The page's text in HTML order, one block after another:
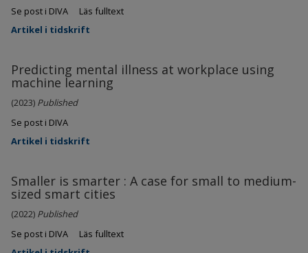
Se post i DIVA
Läs fulltext
Artikel i tidskrift
Predicting mental illness at workplace using
machine learning
(2023) Published
Se post i DIVA
Artikel i tidskrift
Smaller is smarter : A case for small to medium-
sized smart cities
(2022) Published
Se post i DIVA
Läs fulltext